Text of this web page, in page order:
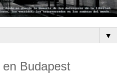
▼
Budapest